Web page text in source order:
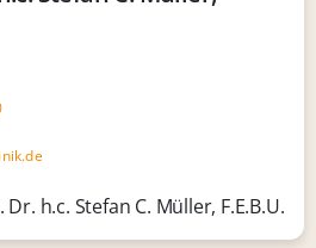
h.c. Stefan C. Müller, F.E.B.U.